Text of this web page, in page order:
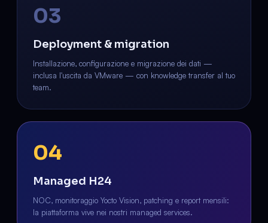
03
Deployment & migration
Installazione, configurazione e migrazione dei dati —
inclusa l'uscita da VMware — con knowledge transfer al tuo
team.
04
Managed H24
NOC, monitoraggio Yocto Vision, patching e report mensili:
la piattaforma vive nei nostri managed services.